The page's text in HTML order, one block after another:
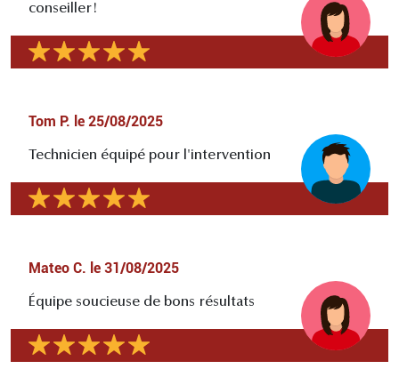
conseiller!
Tom P. le 25/08/2025
Technicien équipé pour l'intervention
Mateo C. le 31/08/2025
Équipe soucieuse de bons résultats